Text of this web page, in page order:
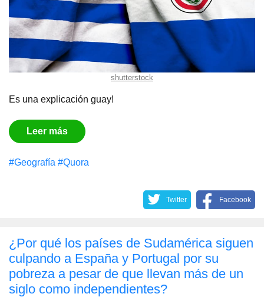
shutterstock
Es una explicación guay!
Leer más
#Geografía #Quora
Twitter Facebook
¿Por qué los países de Sudamérica siguen
culpando a España y Portugal por su
pobreza a pesar de que llevan más de un
siglo como independientes?